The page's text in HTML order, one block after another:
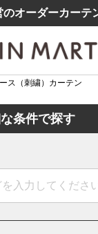
オーダーカーテ
あるご質問
ス（刺繍）カーテン
条件で探す